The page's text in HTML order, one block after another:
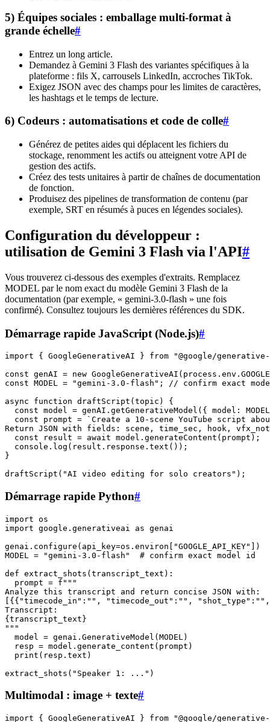
5) Équipes sociales : emballage multi-format à
grande échelle#
Entrez un long article.
Demandez à Gemini 3 Flash des variantes spécifiques à la
plateforme : fils X, carrousels LinkedIn, accroches TikTok.
Exigez JSON avec des champs pour les limites de caractères,
les hashtags et le temps de lecture.
6) Codeurs : automatisations et code de colle#
Générez de petites aides qui déplacent les fichiers du
stockage, renomment les actifs ou atteignent votre API de
gestion des actifs.
Créez des tests unitaires à partir de chaînes de documentation
de fonction.
Produisez des pipelines de transformation de contenu (par
exemple, SRT en résumés à puces en légendes sociales).
Configuration du développeur :
utilisation de Gemini 3 Flash via l'API#
Vous trouverez ci-dessous des exemples d'extraits. Remplacez
MODEL par le nom exact du modèle Gemini 3 Flash de la
documentation (par exemple, « gemini-3.0-flash » une fois
confirmé). Consultez toujours les dernières références du SDK.
Démarrage rapide JavaScript (Node.js)#
import { GoogleGenerativeAI } from "@google/
const genAI = new
const MODEL = "gemini-3.0-flash"; // confirm exact
async function draftScript(topic) {
const model = genAI.getGenerativeModel({ model:
const prompt = `Create a 10-scene YouTube script
Return JSON with fields: scene, time_sec, hook,
  const result = await model.generateContent(prompt);
  console.log(result.response.text());
}
Démarrage rapide Python#
import os
import google.generativeai as genai
genai.configure(api_key=os.environ["GOOGLE_API_KEY"])
MODEL = "gemini-3.0-flash"  # confirm exact model id
def extract_shots(transcript_text):
  prompt = f"""
Analyze this transcript and return concise JSON with:
[{{"timecode_in":"", "timecode_out":"",
Transcript:
{transcript_text}
"""
  model = genai.GenerativeModel(MODEL)
  resp = model.generate_content(prompt)
  print(resp.text)
Multimodal : image + texte#
import { GoogleGenerativeAI } from "@google/